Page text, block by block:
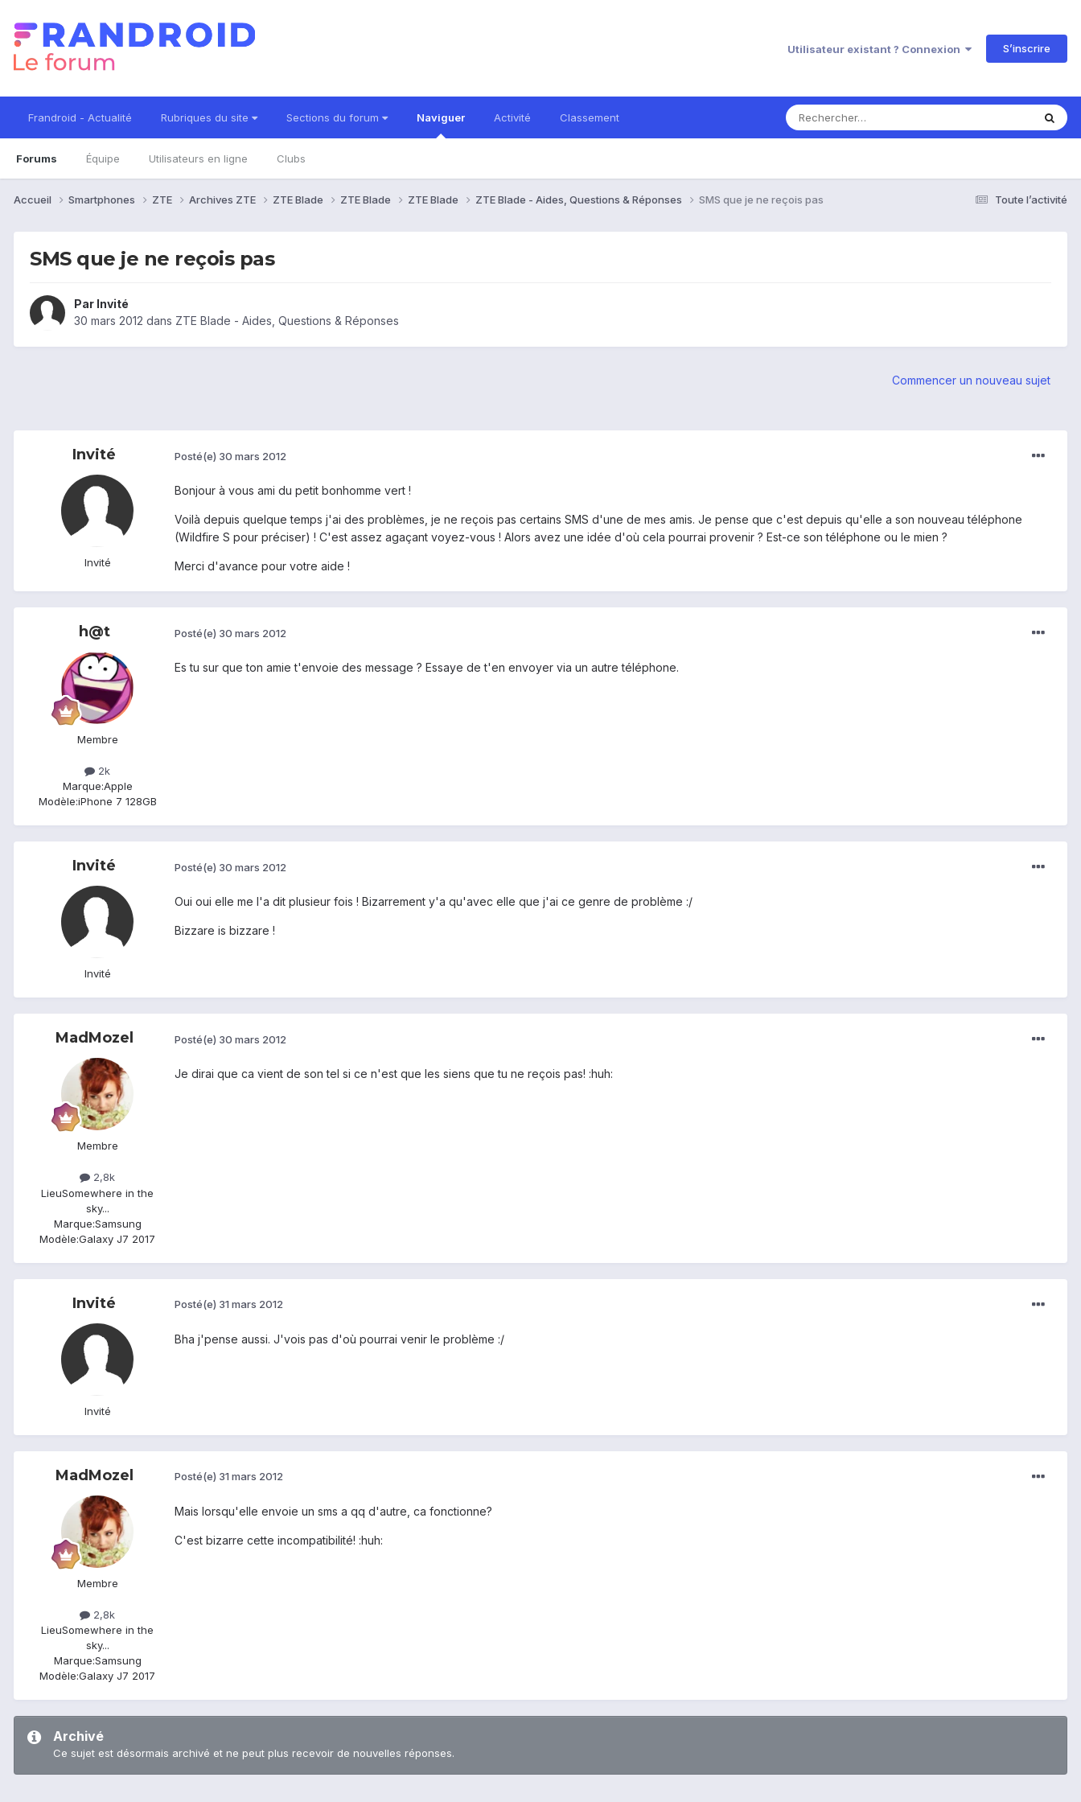
Utilisateur existant ? Connexion S’inscrire
Frandroid - Actualité Rubriques du site Sections du forum Naviguer
Forums Équipe Utilisateurs en ligne Clubs
Activité Classement
Toute l’activité
Accueil Smartphones ZTE Archives ZTE ZTE Blade ZTE Blade ZTE Blade ZTE Blade - Aides, Questions & Réponses SMS que je ne reçois pas
SMS que je ne reçois pas
Par Invité
30 mars 2012 dans ZTE Blade - Aides, Questions & Réponses
Commencer un nouveau sujet
Invité
Invité
Posté(e) 30 mars 2012
Bonjour à vous ami du petit bonhomme vert !
Voilà depuis quelque temps j'ai des problèmes, je ne reçois pas certains SMS d'une de mes amis. Je pense que c'est depuis qu'elle a son nouveau téléphone
(Wildfire S pour préciser) ! C'est assez agaçant voyez-vous ! Alors avez une idée d'où cela pourrai provenir ? Est-ce son téléphone ou le mien ?
Merci d'avance pour votre aide !
h@t
Membre
2k
Marque:Apple
Modèle:iPhone 7 128GB
Posté(e) 30 mars 2012
Es tu sur que ton amie t'envoie des message ? Essaye de t'en envoyer via un autre téléphone.
Invité
Invité
Posté(e) 30 mars 2012
Oui oui elle me l'a dit plusieur fois ! Bizarrement y'a qu'avec elle que j'ai ce genre de problème :/
Bizzare is bizzare !
MadMozel
Membre
2,8k
LieuSomewhere in the
sky...
Marque:Samsung
Modèle:Galaxy J7 2017
Posté(e) 30 mars 2012
Je dirai que ca vient de son tel si ce n'est que les siens que tu ne reçois pas! :huh:
Invité
Invité
Posté(e) 31 mars 2012
Bha j'pense aussi. J'vois pas d'où pourrai venir le problème :/
MadMozel
Membre
2,8k
LieuSomewhere in the
sky...
Marque:Samsung
Modèle:Galaxy J7 2017
Posté(e) 31 mars 2012
Mais lorsqu'elle envoie un sms a qq d'autre, ca fonctionne?
C'est bizarre cette incompatibilité! :huh:
Archivé
Ce sujet est désormais archivé et ne peut plus recevoir de nouvelles réponses.